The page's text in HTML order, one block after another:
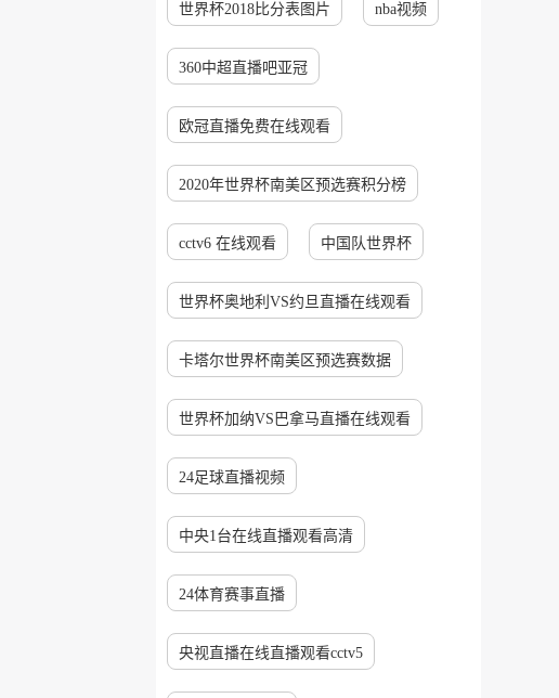
世界杯2018比分表图片 nba视频
360中超直播吧亚冠
欧冠直播免费在线观看
2020年世界杯南美区预选赛积分榜
cctv6 在线观看 中国队世界杯
世界杯奥地利VS约旦直播在线观看
卡塔尔世界杯南美区预选赛数据
世界杯加纳VS巴拿马直播在线观看
24足球直播视频
中央1台在线直播观看高清
24体育赛事直播
央视直播在线直播观看cctv5